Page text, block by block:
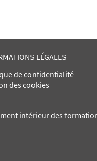
LÉGALES
de confidentialité
des cookies
intérieur des